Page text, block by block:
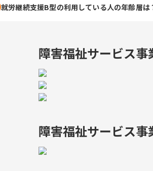
就労継続支援B型の利用している人の年齢層は
障害福祉サービス事
障害福祉サービス事